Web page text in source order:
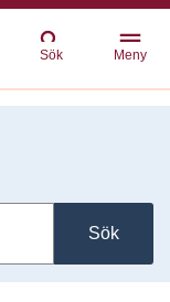
Sök Meny
Sök